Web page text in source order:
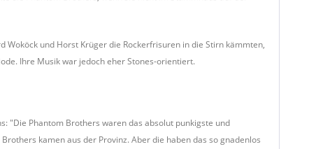
und Horst Krüger die Rockerfrisuren in die Stirn kämmten,
Ihre Musik war jedoch eher Stones-orientiert.
"Die Phantom Brothers waren das absolut punkigste und
kamen aus der Provinz. Aber die haben das so gnadenlos